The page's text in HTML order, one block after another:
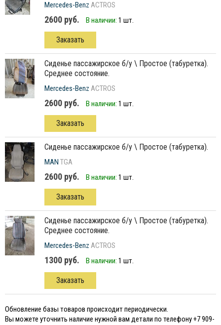
Mercedes-Benz ACTROS
2600 руб. В наличии: 1 шт.
Заказать
сиденье пассажирское б/у \ Простое (табуретка).
Среднее состояние.
Mercedes-Benz ACTROS
2600 руб. В наличии: 1 шт.
Заказать
сиденье пассажирское б/у \ Простое (табуретка).
MAN TGA
2600 руб. В наличии: 1 шт.
Заказать
сиденье пассажирское б/у \ Простое (табуретка).
Среднее состояние.
Mercedes-Benz ACTROS
1300 руб. В наличии: 1 шт.
Заказать
Обновление базы товаров происходит периодически.
Вы можете уточнить наличие нужной вам детали по телефону +7 909-